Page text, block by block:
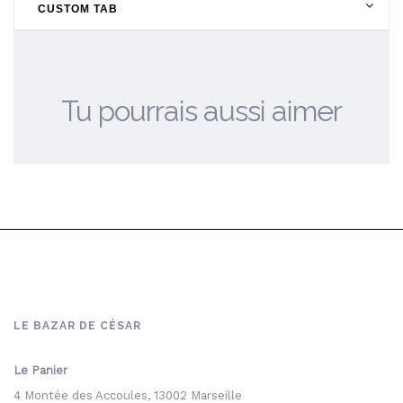
CUSTOM TAB
Tu pourrais aussi aimer
LE BAZAR DE CÉSAR
Le Panier
4 Montée des Accoules, 13002 Marseille